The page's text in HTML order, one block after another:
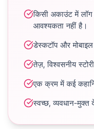
किसी अकाउंट में
आवश्यकता नहीं है।
डेस्कटॉप और
तेज़, विश्वसनीय
एक क्रम में कई
स्वच्छ, व्यवधान-